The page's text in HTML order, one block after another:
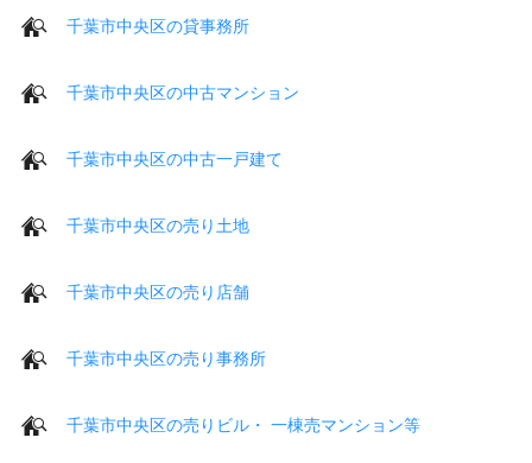
千葉市中央区の貸事務所
千葉市中央区の中古マンション
千葉市中央区の中古一戸建て
千葉市中央区の売り土地
千葉市中央区の売り店舗
千葉市中央区の売り事務所
千葉市中央区の売りビル・ 一棟売マンション等